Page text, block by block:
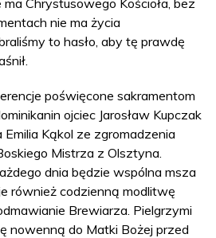
nie ma życia
to hasło, aby tę prawdę
poświęcone sakramentom
ojciec Jarosław Kupczak
Kąkol ze zgromadzenia
Mistrza z Olsztyna.
dnia będzie wspólna msza
również codzienną modlitwę
Brewiarza. Pielgrzymi
nowenną do Matki Bożej przed